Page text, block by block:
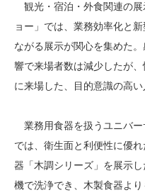
観光・宿泊・外食関連の展
ョー」では、業務効率化と
ながる展示が関心を集めた
響で来場者数は減少したが
に来場した、目的意識の高い
業務用食器を扱うユニバー
では、衛生面と利便性に優
器「木調シリーズ」を展示
機で洗浄でき、木製食器よ